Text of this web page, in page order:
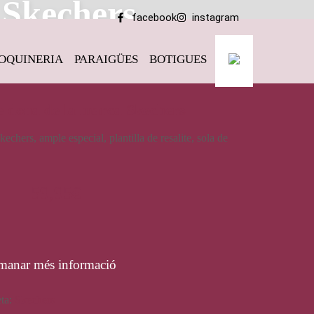
facebook instagram
PARAIGÜES BOTIGUES
ample especial, plantilla de resalite, sola de
més informació